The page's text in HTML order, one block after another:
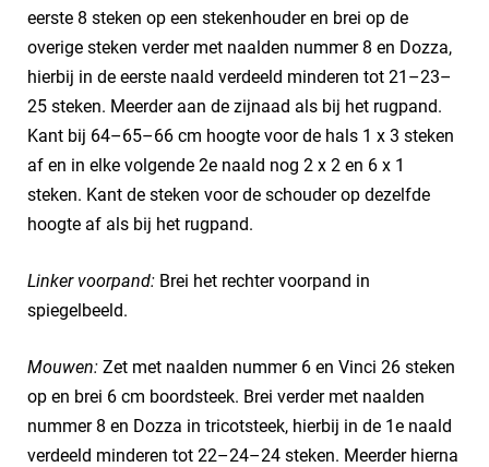
eerste 8 steken op een stekenhouder en brei op de
overige steken verder met naalden nummer 8 en Dozza,
hierbij in de eerste naald verdeeld minderen tot 21–23–
25 steken. Meerder aan de zijnaad als bij het rugpand.
Kant bij 64–65–66 cm hoogte voor de hals 1 x 3 steken
af en in elke volgende 2e naald nog 2 x 2 en 6 x 1
steken. Kant de steken voor de schouder op dezelfde
hoogte af als bij het rugpand.
Linker voorpand: Brei het rechter voorpand in
spiegelbeeld.
Mouwen: Zet met naalden nummer 6 en Vinci 26 steken
op en brei 6 cm boordsteek. Brei verder met naalden
nummer 8 en Dozza in tricotsteek, hierbij in de 1e naald
verdeeld minderen tot 22–24–24 steken. Meerder hierna